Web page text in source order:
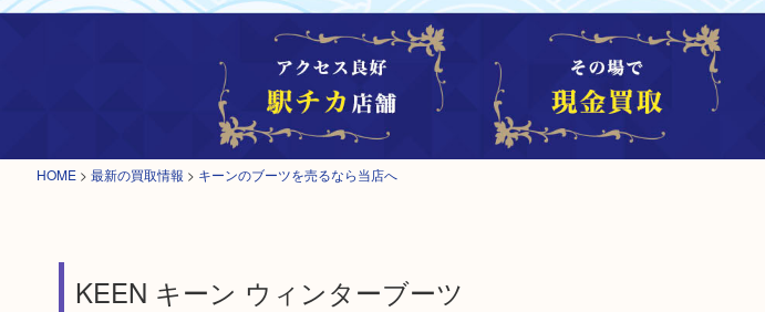
HOME > 最新の買取情報 > キーンのブーツを売るなら当店へ
KEEN キーン ウィンターブーツ